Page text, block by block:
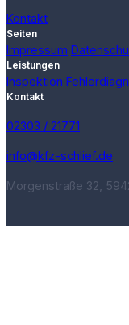
Kontakt
Seiten
Impressum
Leistungen
Inspektion
Kontakt
­02303 / 21771
info@kfz-schlief.de
Morgenstraße 32,